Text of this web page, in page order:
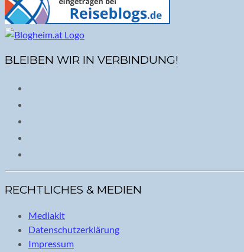
BLEIBEN WIR IN VERBINDUNG!
RECHTLICHES & MEDIEN
Mediakit
Datenschutzerklärung
Impressum